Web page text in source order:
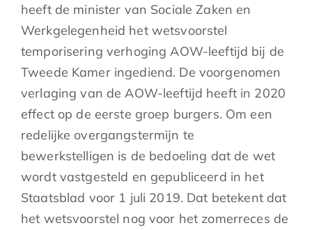
heeft de minister van Sociale Zaken en
Werkgelegenheid het wetsvoorstel
temporisering verhoging AOW-leeftijd bij de
Tweede Kamer ingediend. De voorgenomen
verlaging van de AOW-leeftijd heeft in 2020
effect op de eerste groep burgers. Om een
redelijke overgangstermijn te
bewerkstelligen is de bedoeling dat de wet
wordt vastgesteld en gepubliceerd in het
Staatsblad voor 1 juli 2019. Dat betekent dat
het wetsvoorstel nog voor het zomerreces de